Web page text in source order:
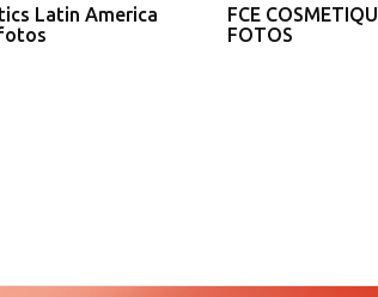
Latin America
FCE
FOTOS